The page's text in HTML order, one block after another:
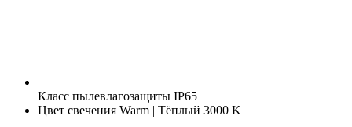
Класс пылевлагозащиты IP65
Цвет свечения Warm | Тёплый 3000 K